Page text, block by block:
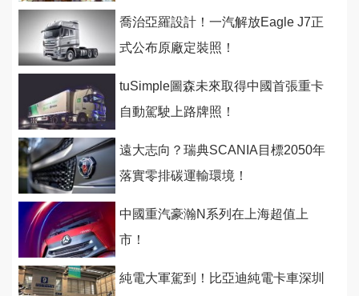
喬治亞羅設計！一汽解放Eagle J7正
式公布原廠定裝照！
tuSimple圖森未來取得中國首張重卡
自動駕駛上路牌照！
遠大志向？瑞典SCANIA目標2050年
落實零排碳運輸環境！
中國重汽豪瀚N系列在上海超值上
市！
純電大軍駕到！比亞迪純電卡車深圳